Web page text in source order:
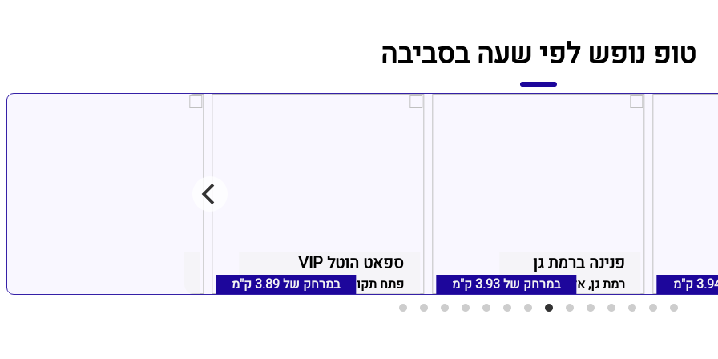
טופ נופש לפי שעה בסביבה
ספאט הוטל VIP
פתח תקווה, אזור פתח תקווה
במרחק של3.89 ק"מ
פנינה ברמת גן
רמת גן, אזור תל אביב
במרחק של3.93 ק"מ ק"מ